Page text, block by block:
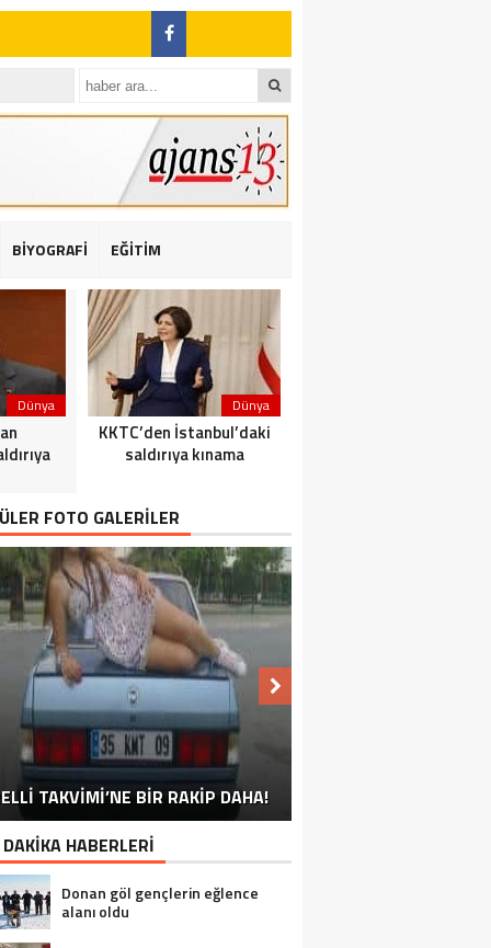
2 yaralı
BİYOGRAFİ EĞİTİM
Dünya Dünya
KKTC’den İstanbul’daki
saldırıya kınama
FOTO GALERİLER
TAKVİMİ’NE BİR RAKİP DAHA!
İYİ ‘KURBAN BAYRAMI’ CAPSLERİ!
SÖYLEMEYEN ESNAF GÖRDÜNÜZ
MÜ?
FOTOĞRAFLARLA HIZAN
FOTOĞRAFLARLA BITLIS
FOTOĞRAFLARLA TATVAN
FOTOĞRAFLARLA GÜROYMAK
FOTOĞRAFLARLA AHLAT
FOTOĞRAFLARLA ADILCEVAZ
FOTOĞRAFLARLA MUTKI
HABERLERİ
Donan göl gençlerin eğlence
alanı oldu